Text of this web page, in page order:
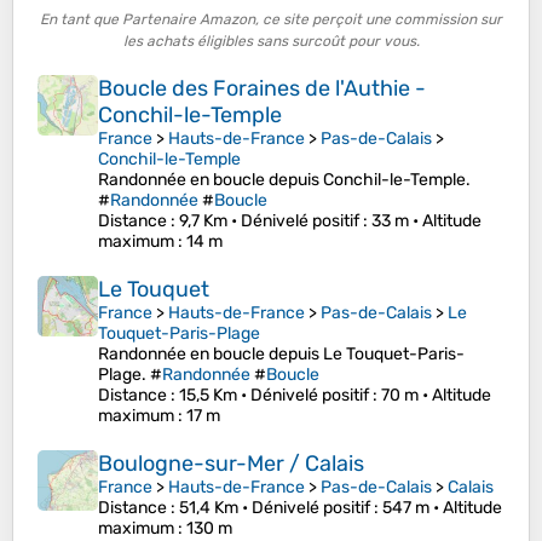
En tant que Partenaire Amazon, ce site perçoit une commission sur
les achats éligibles sans surcoût pour vous.
Boucle des Foraines de l'Authie -
Conchil-le-Temple
France > Hauts-de-France > Pas-de-Calais >
Conchil-le-Temple
Randonnée en boucle depuis Conchil-le-Temple.
#Randonnée#Boucle
Distance : 9,7 Km • Dénivelé positif: 33 m •Altitude
maximum : 14 m
Le Touquet
France > Hauts-de-France > Pas-de-Calais > Le
Touquet-Paris-Plage
Randonnée en boucle depuis Le Touquet-Paris-
Plage. #Randonnée#Boucle
Distance : 15,5 Km • Dénivelé positif: 70 m •Altitude
maximum : 17 m
Boulogne-sur-Mer / Calais
France > Hauts-de-France > Pas-de-Calais >Calais
Distance : 51,4 Km • Dénivelé positif: 547 m •Altitude
maximum : 130 m